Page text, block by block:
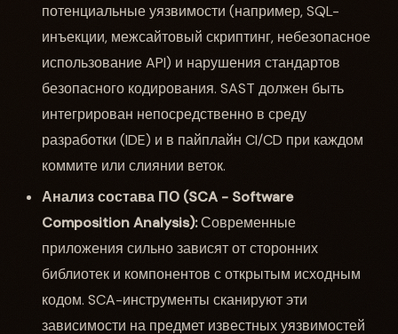
потенциальные уязвимости (например, SQL-
инъекции, межсайтовый скриптинг, небезопасное
использование API) и нарушения стандартов
безопасного кодирования. SAST должен быть
интегрирован непосредственно в среду
разработки (IDE) и в пайплайн CI/CD при каждом
коммите или слиянии веток.
Анализ состава ПО (SCA - Software
Composition Analysis):Современные
приложения сильно зависят от сторонних
библиотек и компонентов с открытым исходным
кодом. SCA-инструменты сканируют эти
зависимости на предмет известных уязвимостей